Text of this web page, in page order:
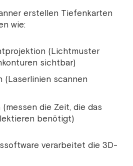
erstellen Tiefenkarten
wie:
(Lichtmuster
sichtbar)
(Laserlinien scannen
die Zeit, die das
benötigt)
verarbeitet die 3D-